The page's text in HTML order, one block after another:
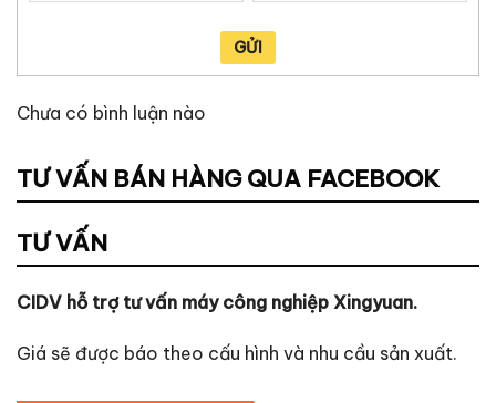
GỬI
Chưa có bình luận nào
TƯ VẤN BÁN HÀNG QUA FACEBOOK
TƯ VẤN
CIDV hỗ trợ tư vấn máy công nghiệp Xingyuan.
Giá sẽ được báo theo cấu hình và nhu cầu sản xuất.